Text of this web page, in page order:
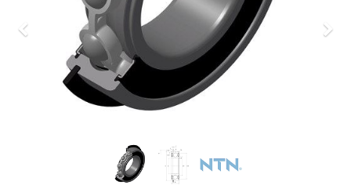
Previous